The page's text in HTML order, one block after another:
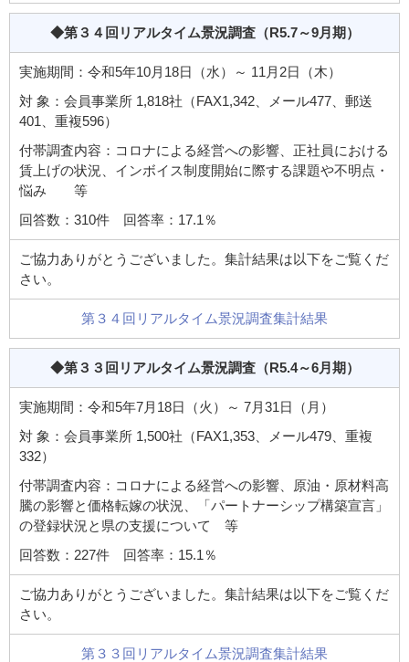
◆第３４回リアルタイム景況調査（R5.7～9月期）
実施期間：令和5年10月18日（水）～ 11月2日（木）
対 象：会員事業所 1,818社（FAX1,342、メール477、郵送
401、重複596）
付帯調査内容：コロナによる経営への影響、正社員における
賃上げの状況、インボイス制度開始に際する課題や不明点・
悩み 等
回答数：310件 回答率：17.1％
ご協力ありがとうございました。集計結果は以下をご覧くだ
さい。
第３４回リアルタイム景況調査集計結果
◆第３３回リアルタイム景況調査（R5.4～6月期）
実施期間：令和5年7月18日（火）～ 7月31日（月）
対 象：会員事業所 1,500社（FAX1,353、メール479、重複
332）
付帯調査内容：コロナによる経営への影響、原油・原材料高
騰の影響と価格転嫁の状況、「パートナーシップ構築宣言」
の登録状況と県の支援について 等
回答数：227件 回答率：15.1％
ご協力ありがとうございました。集計結果は以下をご覧くだ
さい。
第３３回リアルタイム景況調査集計結果